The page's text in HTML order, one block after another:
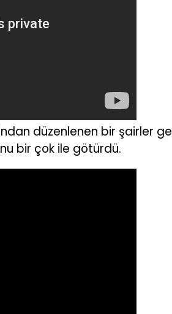
düzenlenen bir şairler
bir çok ile götürdü.